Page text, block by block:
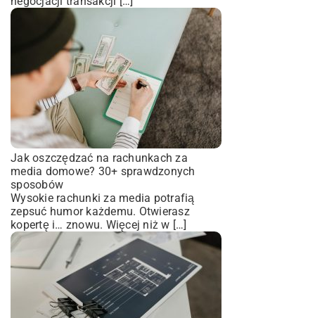
Jak oszczędzać na rachunkach za
media domowe? 30+ sprawdzonych
sposobów
Wysokie rachunki za media potrafią
zepsuć humor każdemu. Otwierasz
kopertę i… znowu. Więcej niż w […]